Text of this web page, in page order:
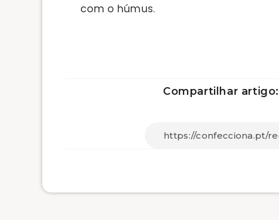
com o húmus.
Compartilhar artigo: